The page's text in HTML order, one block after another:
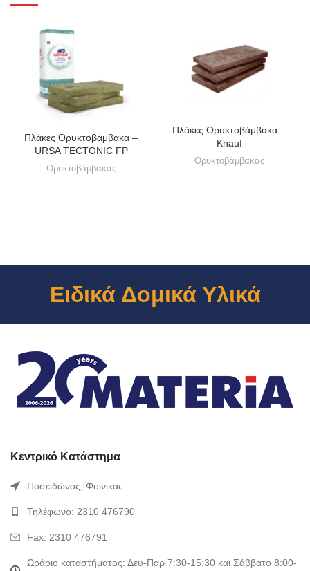
Πλάκες Ορυκτοβάμβακα –
URSA TECTONIC FP
Ορυκτοβάμβακας
Πλάκες Ορυκτοβάμβακα –
Knauf
Ορυκτοβάμβακας
Ειδικά Δομικά Υλικά
Κεντρικό Κατάστημα
Ποσειδώνος, Φοίνικας
Τηλέφωνο: 2310 476790
Fax: 2310 476791
Ωράριο καταστήματος: Δευ-Παρ 7:30-15:30 και Σάββατο 8:00-